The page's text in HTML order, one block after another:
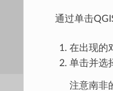
通过单击
在出现的
单击并选
注意南非